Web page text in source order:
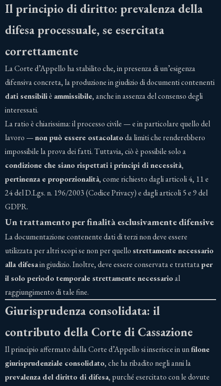
Il principio di diritto: prevalenza della
difesa processuale, se esercitata
correttamente
La Corte d’Appello ha stabilito che, in presenza di un’esigenza
difensiva concreta, la produzione in giudizio di documenti contenenti
dati sensibiliè ammissibile, anche in assenza del consenso degli
interessati.
La ratio è chiarissima: il processo civile — e in particolare quello del
lavoro —non può essere ostacolatoda limiti che renderebbero
impossibile la prova dei fatti. Tuttavia, ciò è possibile solo a
condizione che siano rispettati i principi di necessità,
pertinenza e proporzionalità, come richiesto dagli articoli 4, 11 e
24 del D.Lgs. n. 196/2003 (Codice Privacy) e dagli articoli 5 e 9 del
GDPR.
Un trattamento per finalità esclusivamente difensive
La documentazione contenente dati di terzi non deve essere
utilizzata per altri scopi se non per quellostrettamente necessario
alla difesain giudizio. Inoltre, deve essere conservata e trattataper
il solo periodo temporale strettamente necessarioal
raggiungimento di tale fine.
Giurisprudenza consolidata: il
contributo della Corte di Cassazione
Il principio affermato dalla Corte d’Appello si inserisce in unfilone
giurisprudenziale consolidato, che ha ribadito negli anni la
prevalenza del diritto di difesa, purché esercitato con le dovute